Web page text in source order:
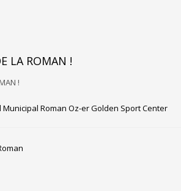
LA ROMAN !
!
Roman Oz-er Golden Sport Center